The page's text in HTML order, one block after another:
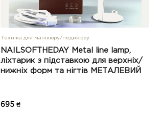
Техніка для манікюру/педикюру
NAILSOFTHEDAY Metal line lamp,
ліхтарик з підставкою для верхніх/
нижніх форм та нігтів МЕТАЛЕВИЙ
695 ₴